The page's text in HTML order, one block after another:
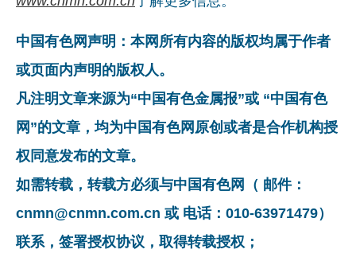
中国有色网声明：本网所有内容的版权均属于作者
或页面内声明的版权人。
凡注明文章来源为“中国有色金属报”或 “中国有色
网”的文章，均为中国有色网原创或者是合作机构授
权同意发布的文章。
如需转载，转载方必须与中国有色网（ 邮件：
cnmn@cnmn.com.cn 或 电话：010-63971479）
联系，签署授权协议，取得转载授权；